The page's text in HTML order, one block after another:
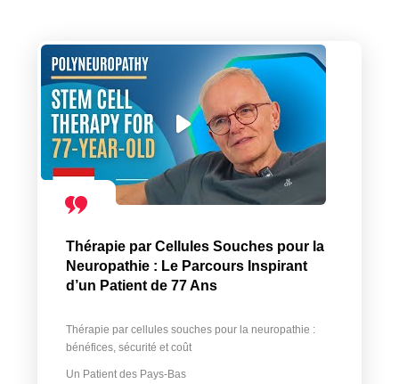
Thérapie par Cellules Souches pour la
Neuropathie : Le Parcours Inspirant
d’un Patient de 77 Ans
Thérapie par cellules souches pour la neuropathie :
bénéfices, sécurité et coût
Un Patient des Pays-Bas